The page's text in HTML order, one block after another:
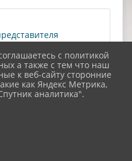
выполнять иную
KiB)
с политикой
а также с тем что наш
к веб-сайту сторонние
как Яндекс Метрика,
аналитика".